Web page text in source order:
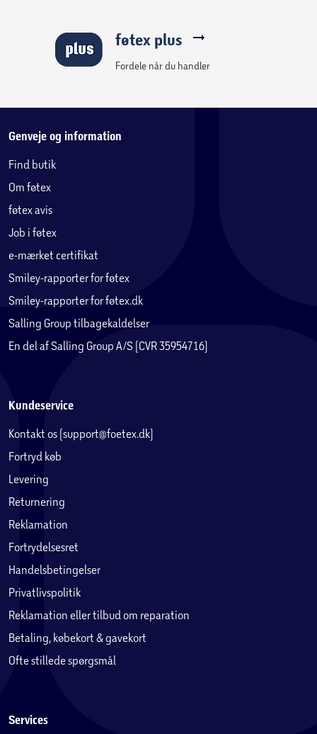
føtex plus
Fordele når du handler
Genveje og information
Find butik
Om føtex
føtex avis
Job i føtex
e-mærket certifikat
Smiley-rapporter for føtex
Smiley-rapporter for føtex.dk
Salling Group tilbagekaldelser
En del af Salling Group A/S (CVR 35954716)
Kundeservice
Kontakt os (support@foetex.dk)
Fortryd køb
Levering
Returnering
Reklamation
Fortrydelsesret
Handelsbetingelser
Privatlivspolitik
Reklamation eller tilbud om reparation
Betaling, købekort & gavekort
Ofte stillede spørgsmål
Services